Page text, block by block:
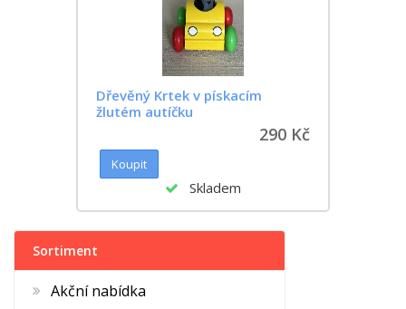
Dřevěný Krtek v pískacím
žlutém autíčku
290 Kč
Skladem
Sortiment
Akční nabídka